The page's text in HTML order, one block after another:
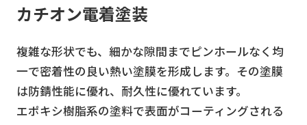
カチオン電着塗装
複雑な形状でも、細かな隙間までピンホールなく均
一で密着性の良い熱い塗膜を形成します。その塗膜
は防錆性能に優れ、耐久性に優れています。
エポキシ樹脂系の塗料で表面がコーティングされる